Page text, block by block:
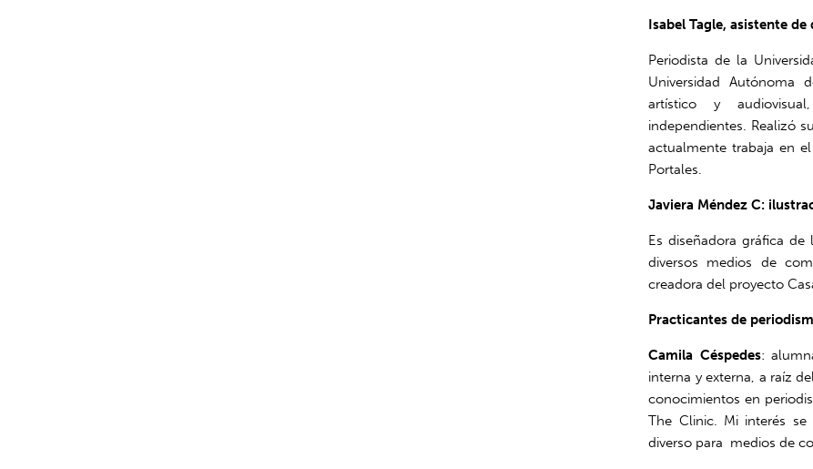
Isabel Tagle, asistente de
Periodista de la
Universidad Autónoma
artístico y
independientes. Realizó
actualmente trabaja en
Portales.
Javiera Méndez C:
Es diseñadora gráfica
diversos medios de
creadora del proyecto
Practicantes de
Camila Céspedes:
interna y externa, a raíz
conocimientos en
The Clinic. Mi interés
diverso para medios de